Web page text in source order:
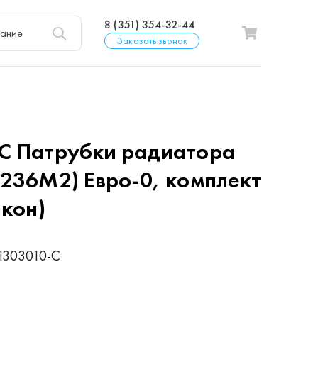
8 (351) 354-32-44
Заказать звонок
Патрубки радиатора
Евро-0, комплект
С